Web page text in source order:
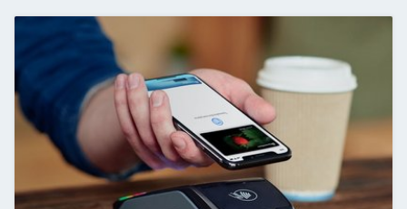
Как погашаются онлайн кредиты?
Погашение онлайн кредита производится точно так
оформленного непосредственно в банке: погашением
ваш счет в данной кредитной организации. Перевести
как правило, можете с карты любого банка,
личным посещением офиса кредитора. Самым
станет последний: так вы сможете внести необходимую
абсолютно бесплатно или за минимальную плату.
ресурсов обяжет вас оплатить комиссионный сбор. При